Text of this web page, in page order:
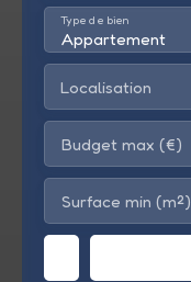
Appartement
Type de bien
Localisation
Budget max (€)
Surface min (m²)